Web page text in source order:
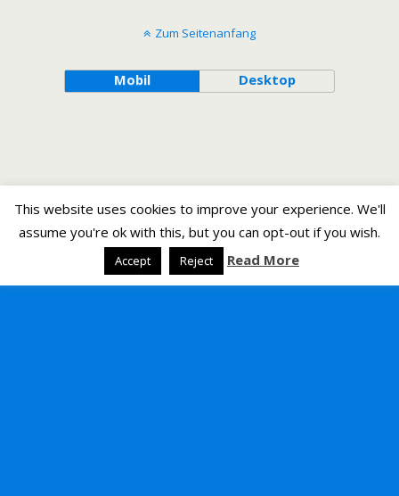
Zum Seitenanfang
Mobil Desktop
This website uses cookies to improve your experience. We'll
assume you're ok with this, but you can opt-out if you wish.
Accept Reject Read More